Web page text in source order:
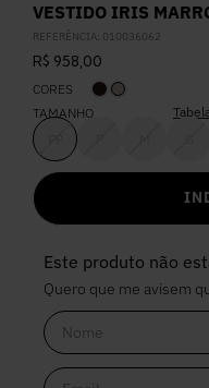
VESTIDO IRIS
REFERÊNCIA: 010036062
R$ 958,00
CORES
TAMANHO
Este produto não
Quero que me avisem
9 º Camisa
10º Vestido